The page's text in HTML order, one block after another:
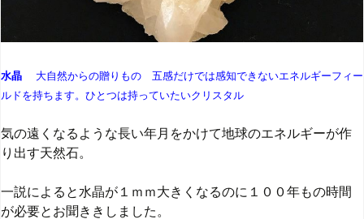
水晶 大自然からの贈りもの 五感だけでは感知できないエネルギーフィー
ルドを持ちます。ひとつは持っていたいクリスタル
気の遠くなるような長い年月をかけて地球のエネルギーが作
り出す天然石。
一説によると水晶が１ｍｍ大きくなるのに１００年もの時間
が必要とお聞ききしました。